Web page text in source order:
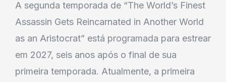
A segunda temporada de “The World’s Finest
Assassin Gets Reincarnated in Another World
as an Aristocrat” está programada para estrear
em 2027, seis anos após o final de sua
primeira temporada. Atualmente, a primeira